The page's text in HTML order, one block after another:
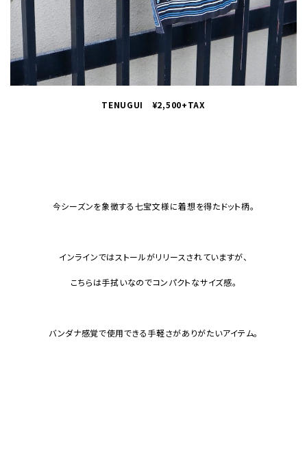
TENUGUI ¥2,500+TAX
今シーズンを象徴する七宝文様に着想を得たドット柄。
インラインではストールがリリースされていますが、
こちらは手拭いなのでコンパクトなサイズ感。
バンダナ感覚で使用できる手軽さがありがたいアイテム。